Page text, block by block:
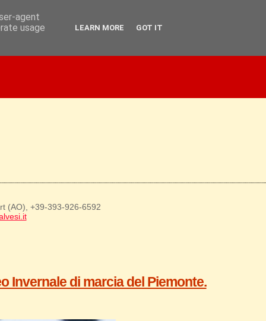
(AO), +39-393-926-6592
Invernale di marcia del Piemonte.
agent
usage
LEARN MORE GOT IT